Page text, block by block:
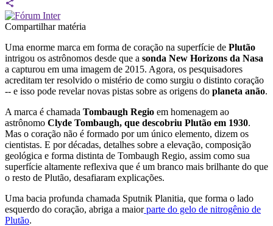
Compartilhar matéria
Uma enorme marca em forma de coração na superfície de Plutão
intrigou os astrônomos desde que a sonda New Horizons da Nasa
a capturou em uma imagem de 2015. Agora, os pesquisadores
acreditam ter resolvido o mistério de como surgiu o distinto coração
-- e isso pode revelar novas pistas sobre as origens do planeta anão.
A marca é chamada Tombaugh Regio em homenagem ao
astrônomo Clyde Tombaugh, que descobriu Plutão em 1930.
Mas o coração não é formado por um único elemento, dizem os
cientistas. E por décadas, detalhes sobre a elevação, composição
geológica e forma distinta de Tombaugh Regio, assim como sua
superfície altamente reflexiva que é um branco mais brilhante do que
o resto de Plutão, desafiaram explicações.
Uma bacia profunda chamada Sputnik Planitia, que forma o lado
esquerdo do coração, abriga a maiorparte do gelo de nitrogênio de
Plutão.